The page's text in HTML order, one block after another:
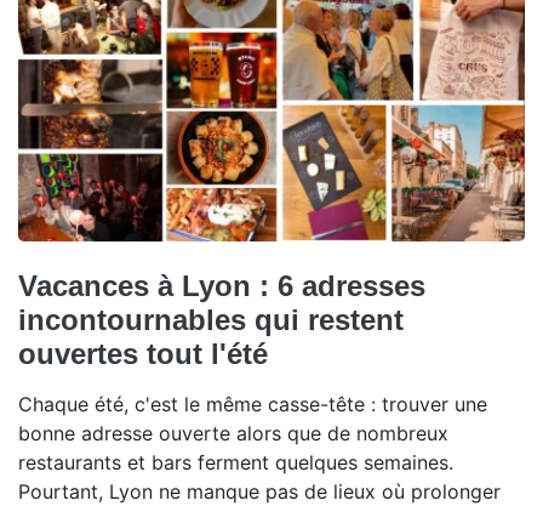
Vacances à Lyon : 6 adresses
incontournables qui restent
ouvertes tout l'été
Chaque été, c'est le même casse-tête : trouver une
bonne adresse ouverte alors que de nombreux
restaurants et bars ferment quelques semaines.
Pourtant, Lyon ne manque pas de lieux où prolonger